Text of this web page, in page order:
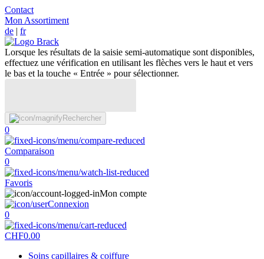
Contact
Mon Assortiment
de | fr
Lorsque les résultats de la saisie semi-automatique sont disponibles,
effectuez une vérification en utilisant les flèches vers le haut et vers
le bas et la touche « Entrée » pour sélectionner.
Rechercher
0
Comparaison
0
Favoris
Mon compte
Connexion
0
CHF0.00
Soins capillaires & coiffure